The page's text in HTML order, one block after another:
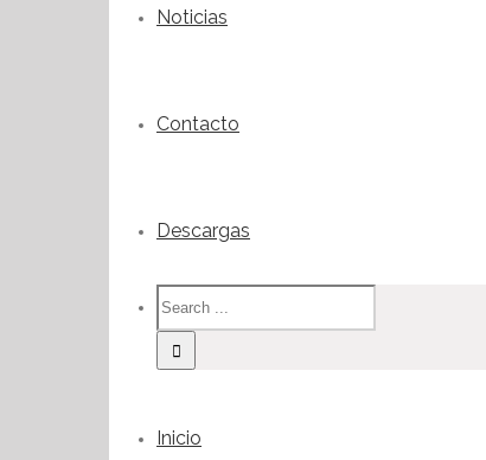
Noticias
Contacto
Descargas
Inicio